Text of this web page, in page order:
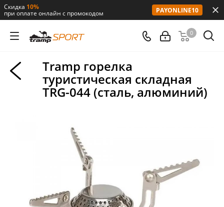
Скидка 10%
при оплате онлайн с промокодом PAYONLINE10
0
Tramp горелка
туристическая складная
TRG-044 (сталь, алюминий)